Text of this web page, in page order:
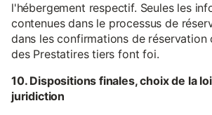
l'hébergement respectif. Seules les
contenues dans le processus de
dans les confirmations de réservation
des Prestatires tiers font foi.
10. Dispositions finales, choix de la
juridiction